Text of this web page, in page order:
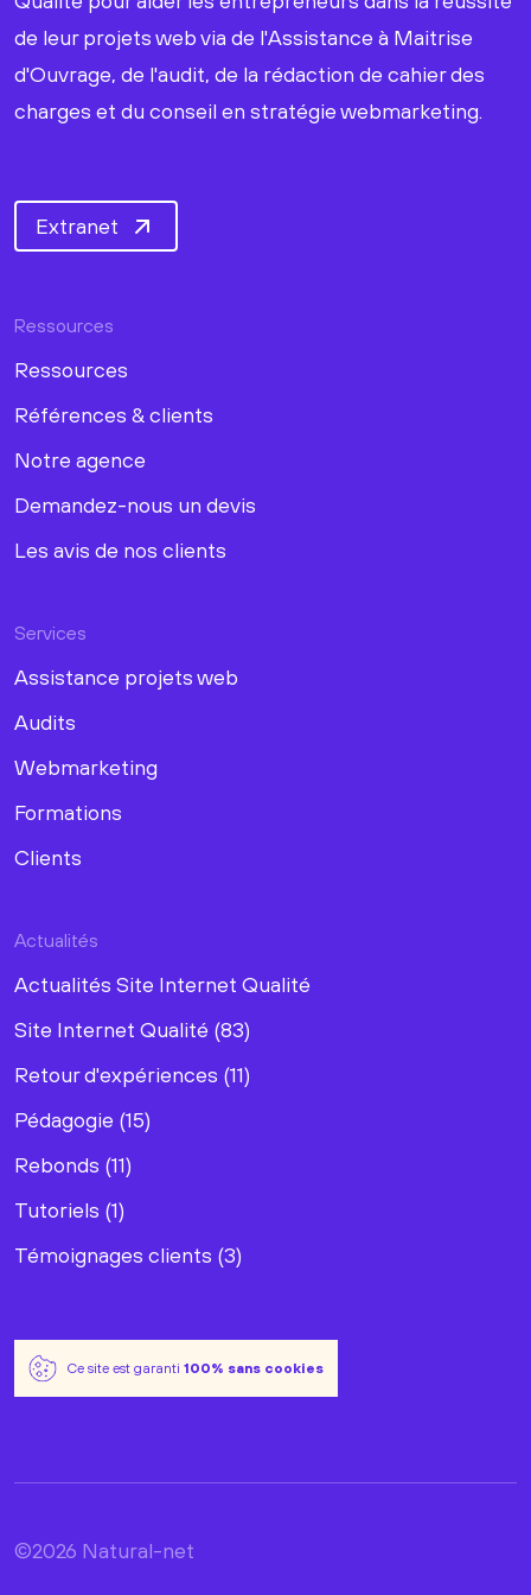
de leur projets web via de l'Assistance à Maitrise
d'Ouvrage, de l'audit, de la rédaction de cahier des
charges et du conseil en stratégie webmarketing.
Extranet
Ressources
Ressources
Références & clients
Notre agence
Demandez-nous un devis
Les avis de nos clients
Services
Assistance projets web
Audits
Webmarketing
Formations
Clients
Actualités
Actualités Site Internet Qualité
Site Internet Qualité (83)
Retour d'expériences (11)
Pédagogie (15)
Rebonds (11)
Tutoriels (1)
Témoignages clients (3)
Ce site est garanti 100% sans cookies
©2026 Natural-net